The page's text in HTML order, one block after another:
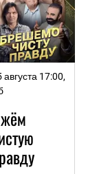
августа 17:00,